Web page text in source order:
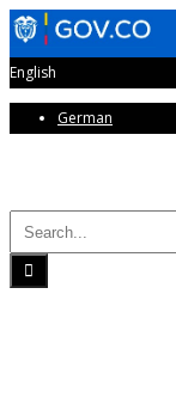
English
German